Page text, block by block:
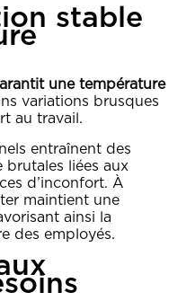
stable
une température
variations brusques
au travail.
entraînent des
brutales liées aux
d’inconfort. À
maintient une
ainsi la
des employés.